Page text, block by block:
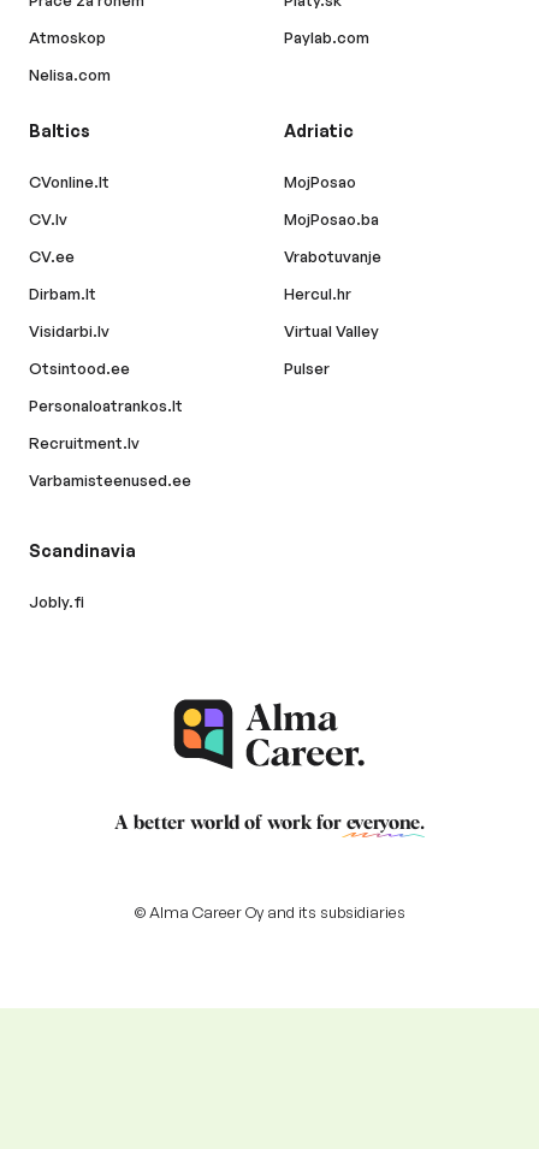
Atmoskop
Nelisa.com
Paylab.com
Baltics
CVonline.lt
CV.lv
CV.ee
Dirbam.lt
Visidarbi.lv
Otsintood.ee
Personaloatrankos.lt
Recruitment.lv
Varbamisteenused.ee
Adriatic
MojPosao
MojPosao.ba
Vrabotuvanje
Hercul.hr
Virtual Valley
Pulser
Scandinavia
Jobly.fi
A better world of work for everyone.
© Alma Career Oy and its subsidiaries